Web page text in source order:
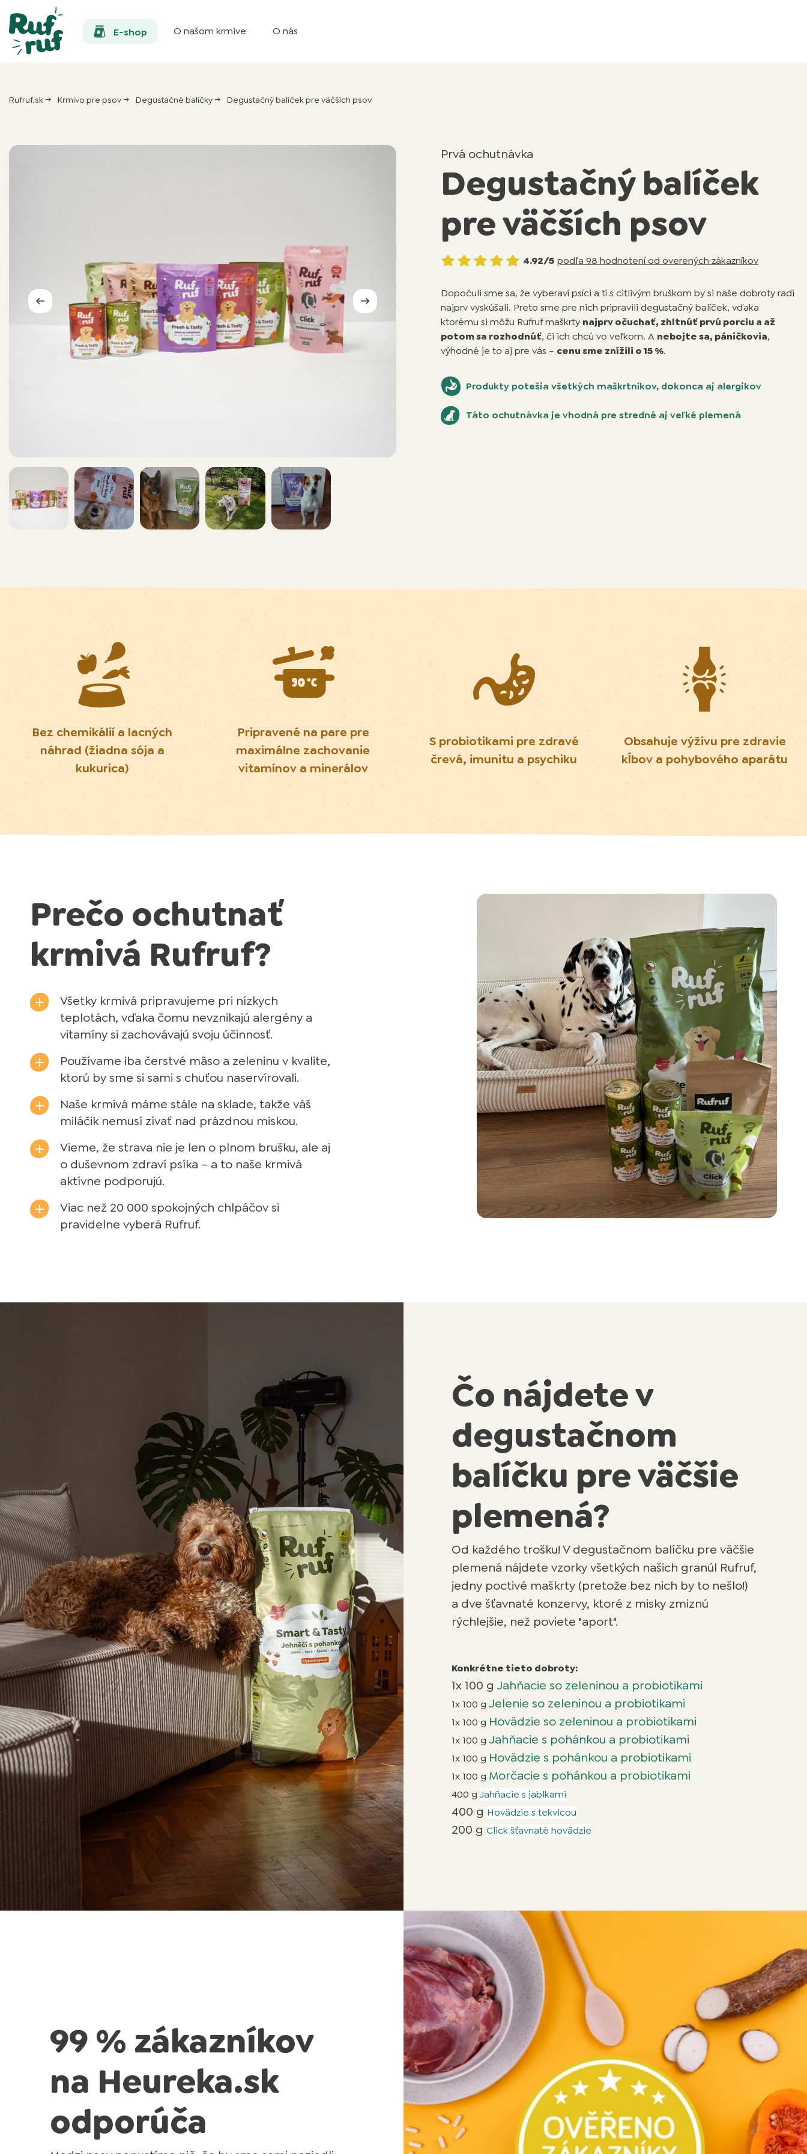
E-shop O našom krmive O nás
Rufruf.sk Krmivo pre psov Degustačné balíčky Degustačný balíček pre väčších psov
Prvá ochutnávka
Degustačný balíček
pre väčších psov
4.92/5 podľa 98 hodnotení od overených zákazníkov
Dopočuli sme sa, že vyberaví psíci a tí s citlivým bruškom by si naše dobroty radi
najprv vyskúšali. Preto sme pre nich pripravili degustačný balíček, vďaka
ktorému si môžu Rufruf maškrty najprv očuchať, zhltnúť prvú porciu a až
potom sa rozhodnúť, či ich chcú vo veľkom. A nebojte sa, páničkovia,
výhodné je to aj pre vás – cenu sme znížili o 15 %.
Produkty potešia všetkých maškrtníkov, dokonca aj alergikov
Táto ochutnávka je vhodná pre stredné aj veľké plemená
Bez chemikálií a lacných
náhrad (žiadna sója a
kukurica)
Pripravené na pare pre
maximálne zachovanie
vitamínov a minerálov
S probiotikami pre zdravé
črevá, imunitu a psychiku
Obsahuje výživu pre zdravie
kĺbov a pohybového aparátu
Prečo ochutnať
krmivá Rufruf?
Všetky krmivá pripravujeme pri nízkych
teplotách, vďaka čomu nevznikajú alergény a
vitamíny si zachovávajú svoju účinnosť.
Používame iba čerstvé mäso a zeleninu v kvalite,
ktorú by sme si sami s chuťou naservírovali.
Naše krmivá máme stále na sklade, takže váš
miláčik nemusí zívať nad prázdnou miskou.
Vieme, že strava nie je len o plnom brušku, ale aj
o duševnom zdraví psíka – a to naše krmivá
aktívne podporujú.
Viac než 20 000 spokojných chlpáčov si
pravidelne vyberá Rufruf.
Čo nájdete v
degustačnom
balíčku pre väčšie
plemená?
Od každého trošku! V degustačnom balíčku pre väčšie
plemená nájdete vzorky všetkých našich granúl Rufruf,
jedny poctivé maškrty (pretože bez nich by to nešlo!)
a dve šťavnaté konzervy, ktoré z misky zmiznú
rýchlejšie, než poviete "aport".
Konkrétne tieto dobroty:
1x 100 g Jahňacie so zeleninou a probiotikami
1x 100 g Jelenie so zeleninou a probiotikami
1x 100 g Hovädzie so zeleninou a probiotikami
1x 100 g Jahňacie s pohánkou a probiotikami
1x 100 g Hovädzie s pohánkou a probiotikami
1x 100 g Morčacie s pohánkou a probiotikami
400 g Jahňacie s jablkami
400 g Hovädzie s tekvicou
200 g Click šťavnaté hovädzie
99 % zákazníkov
na Heureka.sk
odporúča